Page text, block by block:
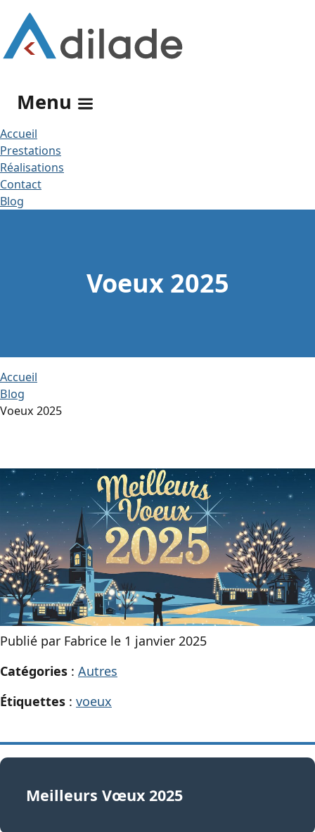
Menu
Accueil
Prestations
Réalisations
Contact
Blog
Voeux 2025
Accueil
Blog
Voeux 2025
Publié par Fabrice le 1 janvier 2025
Catégories : Autres
Étiquettes : voeux
Meilleurs Vœux 2025